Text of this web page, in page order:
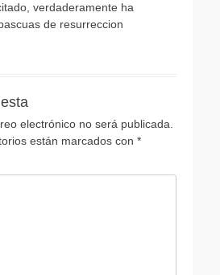
verdaderamente ha
de resurreccion
electrónico no será publicada.
están marcados con *